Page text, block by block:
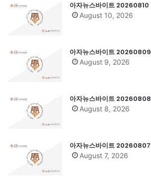
아자뉴스바이트 20260810
August 10, 2026
아자뉴스바이트 20260809
August 9, 2026
아자뉴스바이트 20260808
August 8, 2026
아자뉴스바이트 20260807
August 7, 2026